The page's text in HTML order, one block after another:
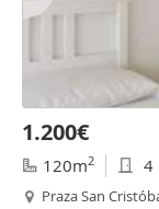
1.200€
120m2 4
Praza San